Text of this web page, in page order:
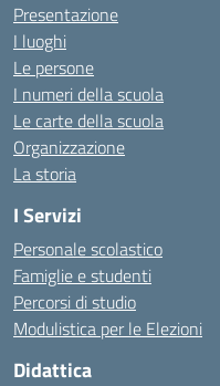
Presentazione
I luoghi
Le persone
I numeri della scuola
Le carte della scuola
Organizzazione
La storia
I Servizi
Personale scolastico
Famiglie e studenti
Percorsi di studio
Modulistica per le Elezioni
Didattica